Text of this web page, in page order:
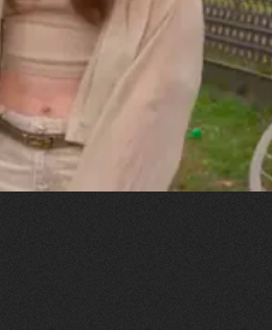
як від моря,
Я ледве
племінницю"